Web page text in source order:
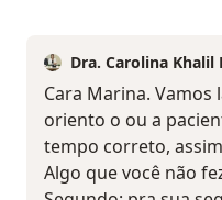
Dra. Carolina Khalil
Cara Marina.
oriento o ou a
tempo correto,
Algo que você não